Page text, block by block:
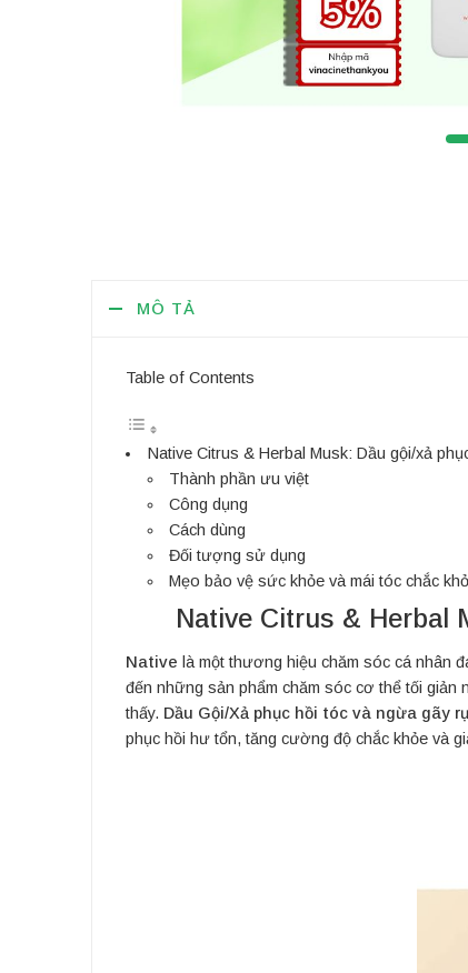
MÔ TẢ
Table of Contents
Native Citrus & Herbal Musk: Dầu gội/xả
Thành phần ưu việt
Công dụng
Cách dùng
Đối tượng sử dụng
Mẹo bảo vệ sức khỏe và mái tóc chắc
Native Citrus & Herbal
Native là một thương hiệu chăm sóc cá nhân
đến những sản phẩm chăm sóc cơ thể tối
thấy. Dầu Gội/Xả phục hồi tóc và ngừa gãy
phục hồi hư tổn, tăng cường độ chắc khỏe và